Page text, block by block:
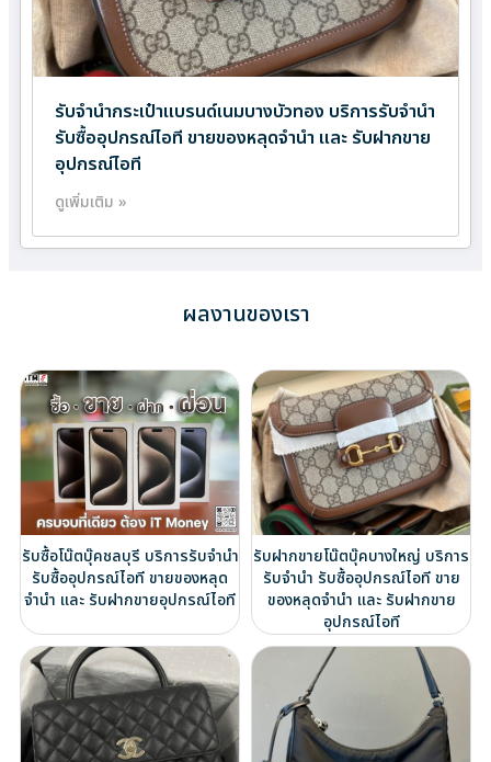
รับจำนำกระเป๋าแบรนด์เนมบางบัวทอง บริการรับจำนำ
รับซื้ออุปกรณ์ไอที ขายของหลุดจำนำ และ รับฝากขาย
อุปกรณ์ไอที
ดูเพิ่มเติม »
ผลงานของเรา
รับซื้อโน๊ตบุ๊คชลบุรี บริการรับจำนำ
รับซื้ออุปกรณ์ไอที ขายของหลุด
จำนำ และ รับฝากขายอุปกรณ์ไอที
รับฝากขายโน๊ตบุ๊คบางใหญ่ บริการ
รับจำนำ รับซื้ออุปกรณ์ไอที ขาย
ของหลุดจำนำ และ รับฝากขาย
อุปกรณ์ไอที